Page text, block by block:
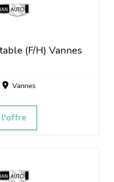
(F/H) Vannes
Vannes
l'offre